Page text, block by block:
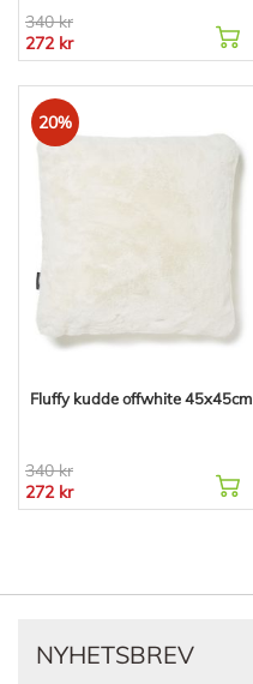
340 kr
272 kr
20%
Fluffy kudde offwhite 45x45cm
340 kr
272 kr
NYHETSBREV